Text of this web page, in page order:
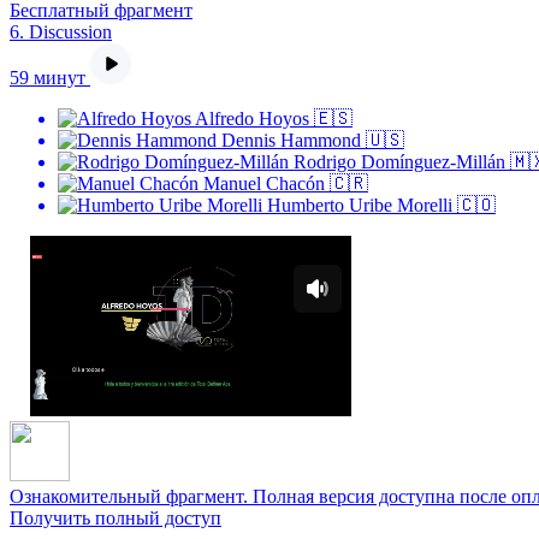
Бесплатный фрагмент
6. Discussion
59 минут
Alfredo Hoyos 🇪🇸
Dennis Hammond 🇺🇸
Rodrigo Domínguez-Millán
Manuel Chacón 🇨🇷
Humberto Uribe Morelli 🇨🇴
Ознакомительный фрагмент. Полная версия доступна после
Получить полный доступ